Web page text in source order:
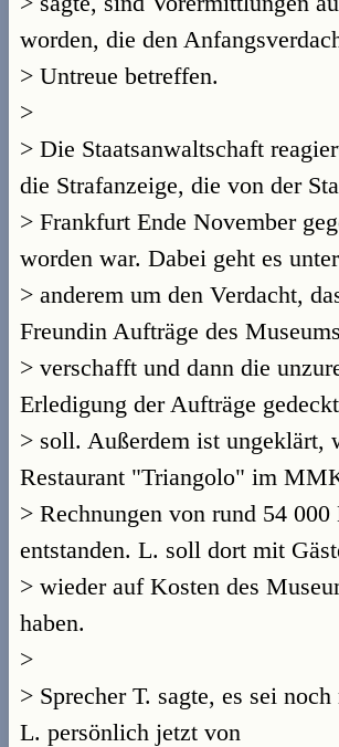
worden, die den
> Untreue betreffen.
>
> Die Staatsanwaltschaft
die Strafanzeige, die von der
> Frankfurt Ende November
worden war. Dabei geht es unter
> anderem um den Verdacht,
Freundin Aufträge des Museums
> verschafft und dann die
Erledigung der Aufträge
> soll. Außerdem ist ungeklärt,
Restaurant "Triangolo" im
> Rechnungen von rund 54 000
entstanden. L. soll dort mit
> wieder auf Kosten des
haben.
>
> Sprecher T. sagte, es sei
L. persönlich jetzt von